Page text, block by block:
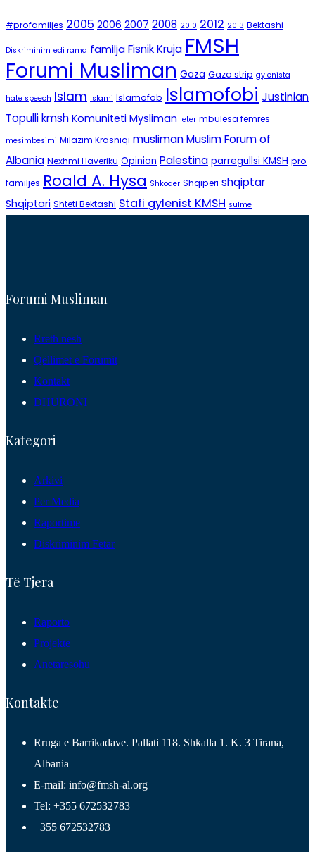
#profamiljes 2005 2006 2007 2008 2010 2012 2013 Bektashi
Diskriminim edi rama familja Fisnik Kruja FMSH
Forumi Musliman Gaza Gaza strip gylenista
hate speech Islam Islami Islamofob Islamofobi Justinian
Topullikmsh Komuniteti Mysliman leter mbulesa femres
mesimbesimi Milazim Krasniqi muslimanMuslim Forum of
Albania Nexhmi Haveriku Opinion Palestina parregullsi KMSH pro
familjes Roald A. Hysa Shkoder Shqiperi shqiptar
Shqiptari Shteti Bektashi Stafi gylenist KMSH sulme
Forumi Musliman
Rreth nesh
Qëllimet e Forumit
Kontakt
DHURONI
Kategori
Arkivi
Per Media
Raportime
Diskriminim Fetar
Të Tjera
Raporto
Projekte
Anetaresohu
Kontakte
Rruga e Barrikadave. Pallati 118. Shkalla 1. K. 3 Tirana,
Albania
E-mail: info@fmsh-al.org
Tel: +355 672532783
+355 672532783